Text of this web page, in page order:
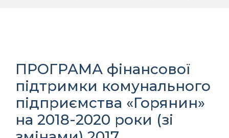
ПРОГРАМА фінансової
підтримки комунального
підприємства «Горянин»
на 2018-2020 роки (зі